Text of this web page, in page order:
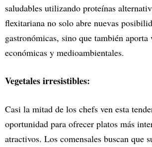
saludables utilizando proteínas
flexitariana no solo abre nuevas
gastronómicas, sino que también aporta
económicas y medioambientales.
Vegetales irresistibles:
Casi la mitad de los chefs ven esta
oportunidad para ofrecer platos más
atractivos. Los comensales buscan que